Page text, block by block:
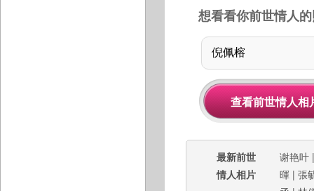
想看看你前世情人
最新前世
情人相片
谢艳叶
暉 | 張